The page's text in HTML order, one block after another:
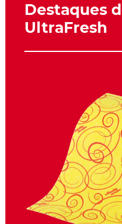
Destaques
UltraFresh